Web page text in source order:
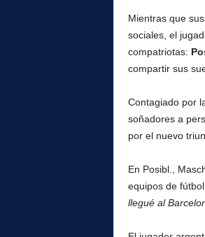
l
Mientras que
sociales, el
compatriotas:
compartir sus
Contagiado por
soñadores a
por el nuevo
En Posibl.,
equipos de
llegué al